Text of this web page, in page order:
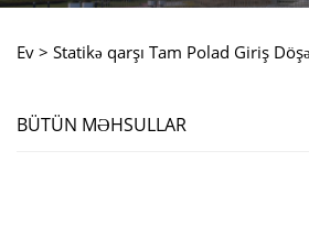
Ev > Statikə qarşı Tam Polad Giriş
BÜTÜN MƏHSULLAR